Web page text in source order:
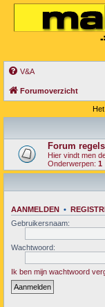
V&A
Forumoverzicht
Forum regels
Hier vindt men
Onderwerpen: 1
AANMELDEN •
Gebruikersnaam:
Wachtwoord:
Ik ben mijn wachtwoord